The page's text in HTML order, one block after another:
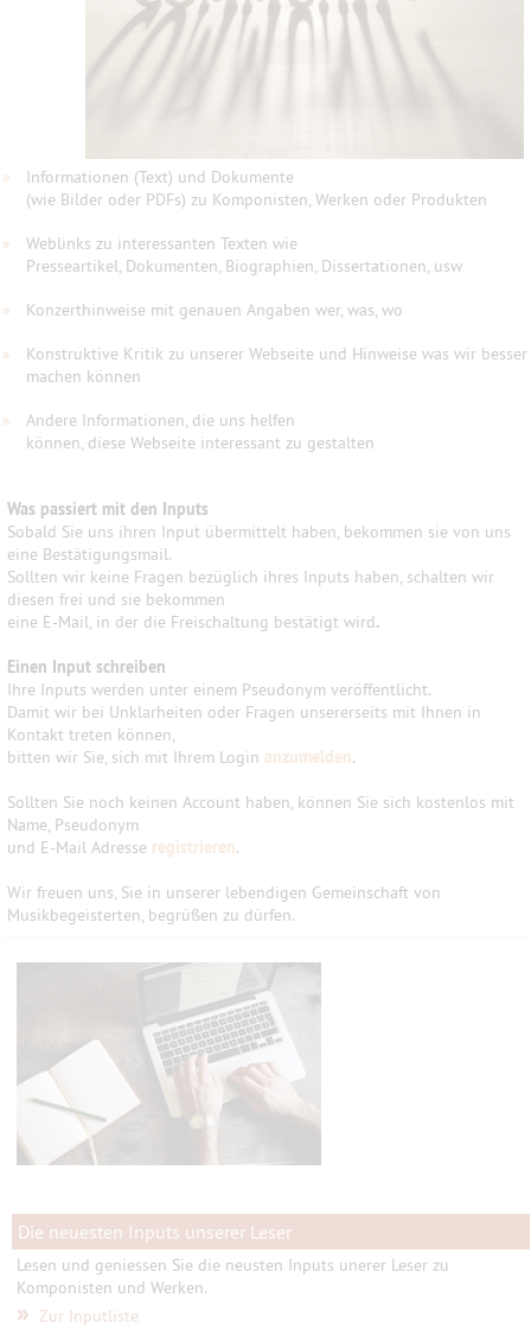
»
Informationen (Text) und Dokumente
(wie Bilder oder PDFs) zu Komponisten, Werken oder Produkten
»
Weblinks zu interessanten Texten wie
Presseartikel, Dokumenten, Biographien, Dissertationen, usw
» Konzerthinweise mit genauen Angaben wer, was, wo
»
Konstruktive Kritik zu unserer Webseite und Hinweise was wir besser
machen können
»
Andere Informationen, die uns helfen
können, diese Webseite interessant zu gestalten
Was passiert mit den Inputs
Sobald Sie uns ihren Input übermittelt haben, bekommen sie von uns
eine Bestätigungsmail.
Sollten wir keine Fragen bezüglich ihres Inputs haben, schalten wir
diesen frei und sie bekommen
eine E-Mail, in der die Freischaltung bestätigt wird.
Einen Input schreiben
Ihre Inputs werden unter einem Pseudonym veröffentlicht.
Damit wir bei Unklarheiten oder Fragen unsererseits mit Ihnen in
Kontakt treten können,
bitten wir Sie, sich mit Ihrem Login anzumelden.
Sollten Sie noch keinen Account haben, können Sie sich kostenlos mit
Name, Pseudonym
und E-Mail Adresse registrieren.
Wir freuen uns, Sie in unserer lebendigen Gemeinschaft von
Musikbegeisterten, begrüßen zu dürfen.
Die neuesten Inputs unserer Leser
Lesen und geniessen Sie die neusten Inputs unerer Leser zu
Komponisten und Werken.
» Zur Inputliste